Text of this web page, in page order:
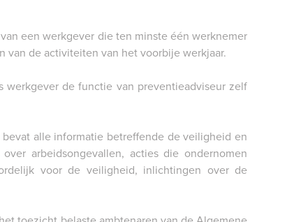
een werkgever die ten minste één werknemer
van de activiteiten van het voorbije werkjaar.
werkgever de functie van preventieadviseur zelf
bevat alle informatie betreffende de veiligheid en
arbeidsongevallen, acties die ondernomen
voor de veiligheid, inlichtingen over de